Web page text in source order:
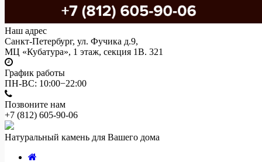
Наш адрес
Санкт-Петербург, ул. Фучика д.9,
МЦ «Кубатура», 1 этаж, секция 1В. 321
График работы
ПН-ВС: 10:00−22:00
Позвоните нам
+7 (812) 605-90-06
Натуральный камень для Вашего дома